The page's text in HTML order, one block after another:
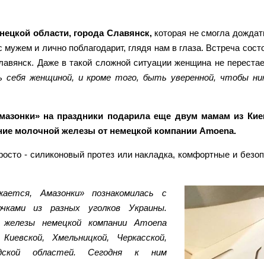
области, города Славянск,которая не смогла
мужем и лично поблагодарит, глядя нам в глаза. Встреча
Даже в такой сложной ситуации женщина не
женщиной, и кроме того, быть уверенной, чтобы
на праздники подарила еще двум мамам из
молочной железы от немецкой компании Amoena.
- силиконовый протез или накладка, комфортные и
Амазонки» познакомилась с
из разных уголков Украины.
немецкой компании Amoena
Хмельницкой, Черкасской,
областей. Сегодня к ним